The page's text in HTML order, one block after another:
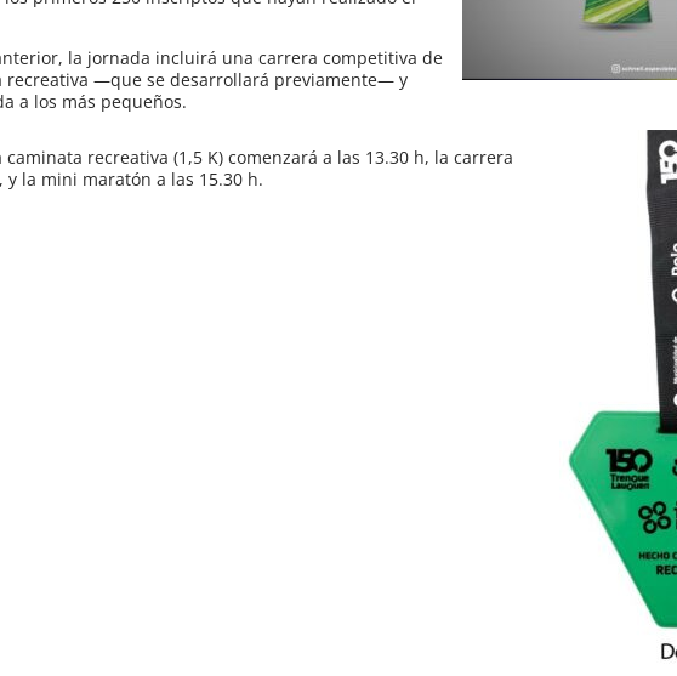
la jornada incluirá una carrera competitiva de
recreativa —que se desarrollará previamente— y
a los más pequeños.
recreativa (1,5 K) comenzará a las 13.30 h, la carrera
y la mini maratón a las 15.30 h.